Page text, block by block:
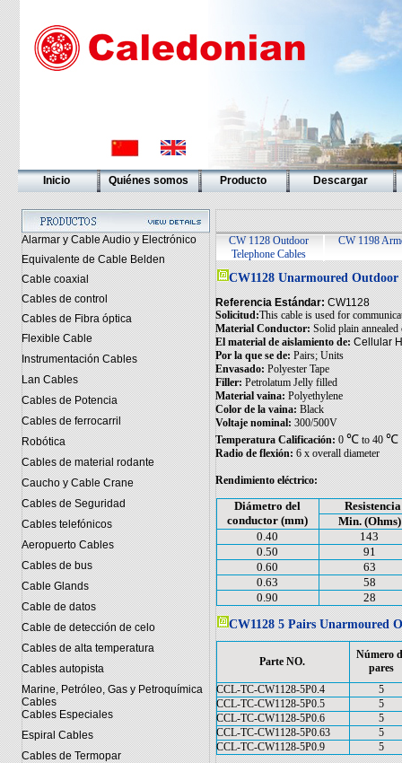
Inicio Quiénes somos Producto Descargar
Alarmar y Cable Audio y Electrónico
Equivalente de Cable Belden
Cable coaxial
Cables de control
Cables de Fibra óptica
Flexible Cable
Instrumentación Cables
Lan Cables
Cables de Potencia
Cables de ferrocarril
Robótica
Cables de material rodante
Caucho y Cable Crane
Cables de Seguridad
Cables telefónicos
Aeropuerto Cables
Cables de bus
Cable Glands
Cable de datos
Cable de detección de celo
Cables de alta temperatura
Cables autopista
Marine, Petróleo, Gas y Petroquímica
Cables
Cables Especiales
Espiral Cables
Cables de Termopar
CW 1128 Outdoor
Telephone Cables
CW 1198
CW1128 Unarmoured Outdoor
Referencia Estándar:CW1128
Solicitud:This cable is used for
Material Conductor:Solid plain annealed
El material de aislamiento de: Cellular
Por la que se de:Pairs; Units
Envasado:Polyester Tape
Filler:Petrolatum Jelly filled
Material vaina:Polyethylene
Color de la vaina:Black
Voltaje nominal:300/500V
Temperatura Calificación:0℃to 40℃
Radio de flexión:6 x overall diameter
Rendimiento eléctrico:
Diámetro del
conductor (mm)
Min. (Ohms)
0.40
143
0.50
91
0.60
63
0.63
58
0.90
28
CW1128 5 Pairs Unarmoured
Parte NO.
Número
pares
CCL-TC-CW1128-5P0.4
5
CCL-TC-CW1128-5P0.5
5
CCL-TC-CW1128-5P0.6
5
CCL-TC-CW1128-5P0.63
5
CCL-TC-CW1128-5P0.9
5